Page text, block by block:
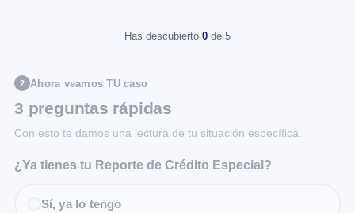
Has descubierto 0 de 5
2 Ahora veamos TU caso
3 preguntas rápidas
Con esto te damos una lectura de tu situación específica.
¿Ya tienes tu Reporte de Crédito Especial?
Sí, ya lo tengo